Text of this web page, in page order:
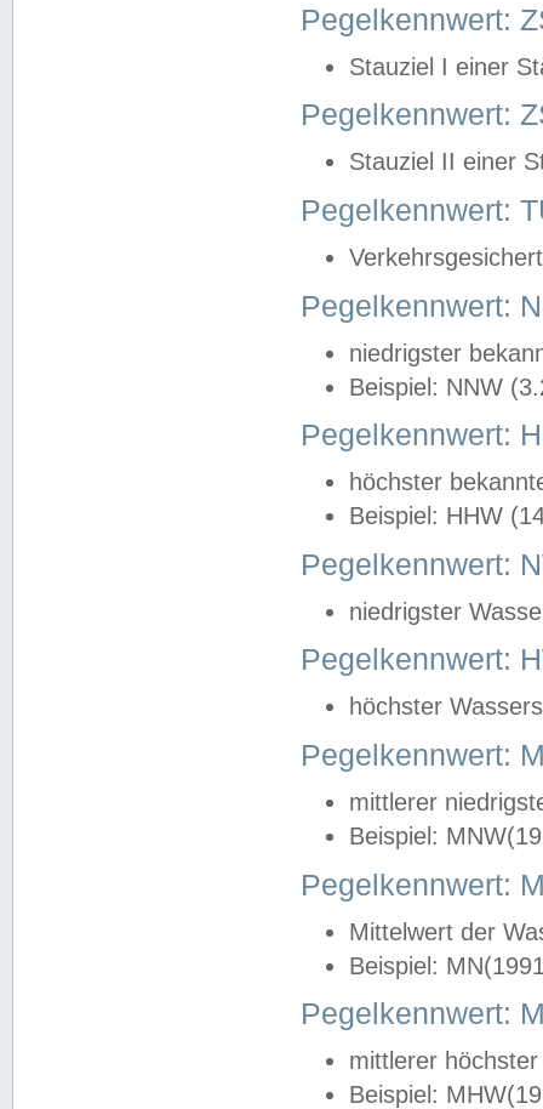
Pegelkennwert:
Stauziel I einer
Pegelkennwert:
Stauziel II einer
Pegelkennwert:
Pegelkennwert:
niedrigster
Beispiel: NNW
Pegelkennwert:
höchster
Beispiel: HHW
Pegelkennwert:
niedrigster
Pegelkennwert:
höchster
Pegelkennwert:
mittlerer
Beispiel:
Pegelkennwert:
Mittelwert der
Beispiel:
Pegelkennwert:
mittlerer
Beispiel: